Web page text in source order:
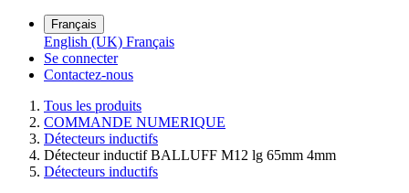
Français
English (UK) Français
Se connecter
Contactez-nous
Tous les produits
COMMANDE NUMERIQUE
Détecteurs inductifs
Détecteur inductif BALLUFF M12 lg 65mm 4mm
Détecteurs inductifs